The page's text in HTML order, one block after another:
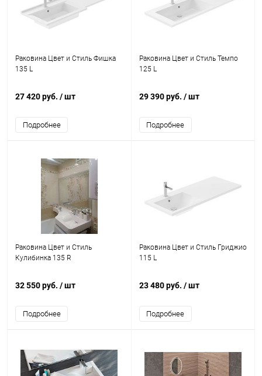
Раковина Цвет и Стиль Фишка
135 L
27 420 руб. / шт
Подробнее
Раковина Цвет и Стиль Темпо
125 L
29 390 руб. / шт
Подробнее
Раковина Цвет и Стиль
Кулибинка 135 R
32 550 руб. / шт
Подробнее
Раковина Цвет и Стиль Гриджио
115 L
23 480 руб. / шт
Подробнее